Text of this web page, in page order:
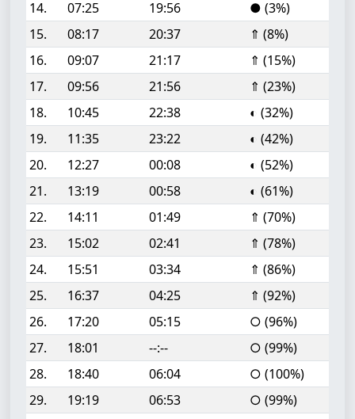
14.
07:25 19:56
● (3%)
15.
08:17 20:37
⇑ (8%)
16.
09:07 21:17
⇑ (15%)
17.
09:56 21:56
⇑ (23%)
18.
10:45 22:38
◐ (32%)
19.
11:35 23:22
◐ (42%)
20.
12:27 00:08
◐ (52%)
21.
13:19 00:58
◐ (61%)
22.
14:11 01:49
⇑ (70%)
23.
15:02 02:41
⇑ (78%)
24.
15:51 03:34
⇑ (86%)
25.
16:37 04:25
⇑ (92%)
26.
17:20 05:15
○ (96%)
27.
18:01 --:--
○ (99%)
28.
18:40 06:04
○ (100%)
29.
19:19 06:53
○ (99%)